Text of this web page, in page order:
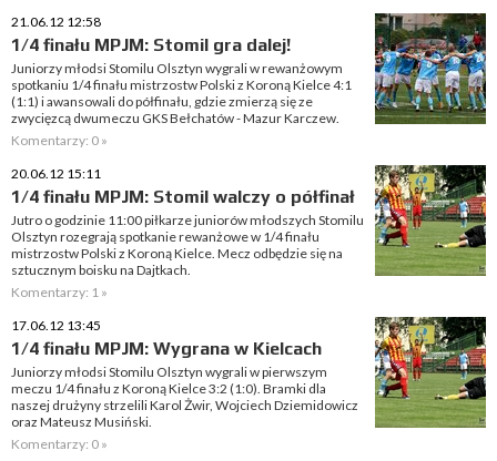
21.06.12 12:58
1/4 finału MPJM: Stomil gra dalej!
Juniorzy młodsi Stomilu Olsztyn wygrali w rewanżowym
spotkaniu 1/4 finału mistrzostw Polski z Koroną Kielce 4:1
(1:1) i awansowali do półfinału, gdzie zmierzą się ze
zwycięzcą dwumeczu GKS Bełchatów - Mazur Karczew.
Komentarzy: 0 »
20.06.12 15:11
1/4 finału MPJM: Stomil walczy o półfinał
Jutro o godzinie 11:00 piłkarze juniorów młodszych Stomilu
Olsztyn rozegrają spotkanie rewanżowe w 1/4 finału
mistrzostw Polski z Koroną Kielce. Mecz odbędzie się na
sztucznym boisku na Dajtkach.
Komentarzy: 1 »
17.06.12 13:45
1/4 finału MPJM: Wygrana w Kielcach
Juniorzy młodsi Stomilu Olsztyn wygrali w pierwszym
meczu 1/4 finału z Koroną Kielce 3:2 (1:0). Bramki dla
naszej drużyny strzelili Karol Żwir, Wojciech Dziemidowicz
oraz Mateusz Musiński.
Komentarzy: 0 »